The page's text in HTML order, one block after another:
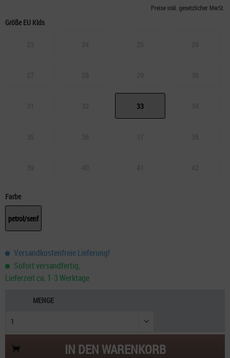
Preise inkl. gesetzlicher MwSt.
Größe EU Kids
33
Farbe
petrol/senf
Versandkostenfreie Lieferung!
Sofort versandfertig,
Lieferzeit ca. 1-3 Werktage
MENGE
IN DENWARENKORB